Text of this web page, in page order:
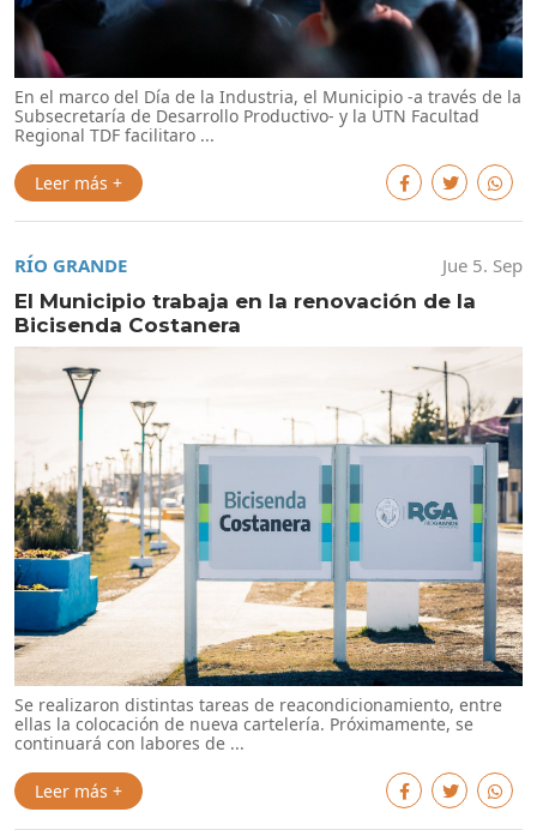
En el marco del Día de la Industria, el Municipio -a través de la
Subsecretaría de Desarrollo Productivo- y la UTN Facultad
Regional TDF facilitaro ...
Leer más +
RÍO GRANDE
Jue 5. Sep
El Municipio trabaja en la renovación de la
Bicisenda Costanera
Se realizaron distintas tareas de reacondicionamiento, entre
ellas la colocación de nueva cartelería. Próximamente, se
continuará con labores de ...
Leer más +